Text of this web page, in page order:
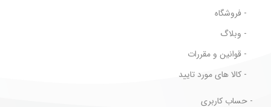
- فروشگاه
- وبلاگ
- قوانین و مقررات
- کالا های مورد تایید
- حساب کاربری